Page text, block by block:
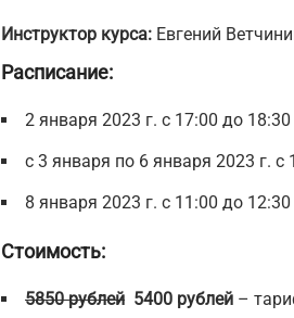
Инструктор курса: Евгений
Расписание:
2 января 2023 г. с 17:00 до 18:30
с 3 января по 6 января 2023 г. с
8 января 2023 г. с 11:00 до 12:30
Стоимость:
5850 рублей 5400 рублей –